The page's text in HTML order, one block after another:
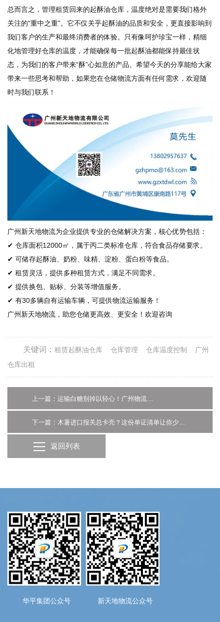
总而言之，管理租赁回来的起酥油仓库，温度绝对是需要我们格外
关注的“重中之重”。它不仅关乎起酥油的品质和安全，更直接影响到
我们客户的生产和最终消费者的体验。只有像呵护珍宝一样，精细
化地管理好仓库的温度，才能确保每一批起酥油都能保持最佳状
态，为我们的客户带来“酥”心如意的产品。希望今天的分享能给大家
带来一些思考和帮助，如果您在仓储物流方面有任何需求，欢迎随
时与我们联系！
广州新天地物流为企业提供专业的仓储解决方案，核心优势包括：
✔ 仓库面积12000㎡，属于丙二类标准仓库，符合食品存储要求。
✔ 可储存起酥油、奶粉、味精、淀粉、蛋白粉等食品。
✔ 租赁灵活，提供多种租赁方式，满足不同需求。
✔ 提供换包、贴标、分装等增值服务。
✔ 有30多辆自有运输车辆，可提供物流运输服务！
广州新天地物流，助您仓储更高效、更安全！欢迎咨询
关键词： 租赁起酥油仓库 仓库管理 仓库温度控制
广州
仓库出租
上一篇：运输白糖别掉以轻心！广州物流专家告诉你运输白糖要注意什么
下一篇：木薯进口报关总卡壳？这份单证清单让你少走弯路-广州货代
返回列表
华平集团公众号 新天地物流公众号